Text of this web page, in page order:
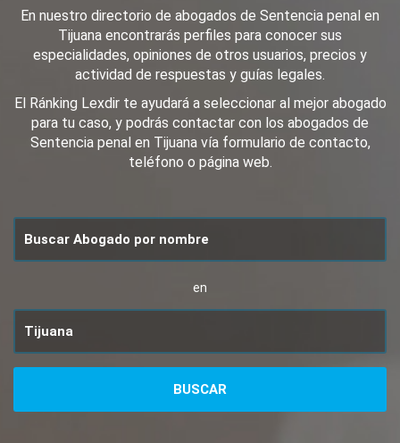
En nuestro directorio de abogados de Sentencia penal en
Tijuana encontrarás perfiles para conocer sus
especialidades, opiniones de otros usuarios, precios y
actividad de respuestas y guías legales.
El Ránking Lexdir te ayudará a seleccionar al mejor abogado
para tu caso, y podrás contactar con los abogados de
Sentencia penal en Tijuana vía formulario de contacto,
teléfono o página web.
en